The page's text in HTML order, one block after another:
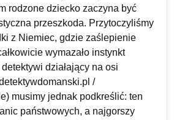
rodzone dziecko zaczyna być
przeszkoda. Przytoczyliśmy
z Niemiec, gdzie zaślepienie
wymazało instynkt
działający na osi
/
musimy jednak podkreślić: ten
państwowych, a najgorszy